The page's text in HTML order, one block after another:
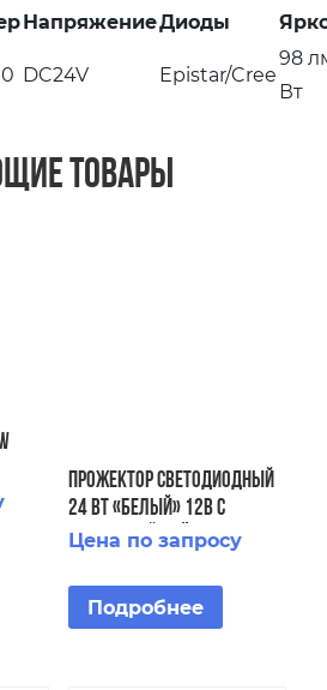
НапряжениеДиоды
DC24V Epistar/Cree
98
Вт
товары
Прожектор светодиодный
24 Вт «белый» 12В с
закладной плёнка AISI
Цена по запросу
Подробнее